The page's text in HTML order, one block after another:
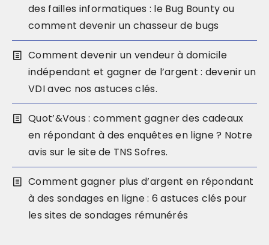
des failles informatiques : le Bug Bounty ou
comment devenir un chasseur de bugs
Comment devenir un vendeur à domicile
indépendant et gagner de l’argent : devenir un
VDI avec nos astuces clés.
Quot’&Vous : comment gagner des cadeaux
en répondant à des enquêtes en ligne ? Notre
avis sur le site de TNS Sofres.
Comment gagner plus d’argent en répondant
à des sondages en ligne : 6 astuces clés pour
les sites de sondages rémunérés